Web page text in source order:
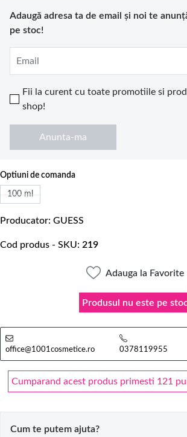
Adaugă adresa ta de email și noi te
pe stoc!
Email
Fii la curent cu toate promotiile si
shop!
Anunta-ma
Optiuni de comanda
100 ml
Producator GUESS
Cod produs - SKU 219
Adauga la Favorite
Produsul nu este pe
office@1001cosmetice.ro 0378119955
Cumparand acest produs primesti 121
Cum te putem ajuta?